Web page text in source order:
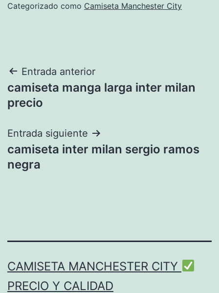
Categorizado como Camiseta Manchester City
Navegación
de
Entrada anterior
camiseta manga larga inter milan
precio
Entrada siguiente
camiseta inter milan sergio ramos
negra
CAMISETA MANCHESTER CITY
PRECIO Y CALIDAD